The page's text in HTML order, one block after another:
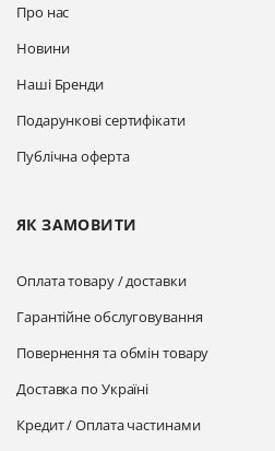
Про нас
Новини
Наші Бренди
Подарункові сертифікати
Публічна оферта
ЯК ЗАМОВИТИ
Оплата товару / доставки
Гарантійне обслуговування
Повернення та обмін товару
Доставка по Україні
Кредит / Оплата частинами